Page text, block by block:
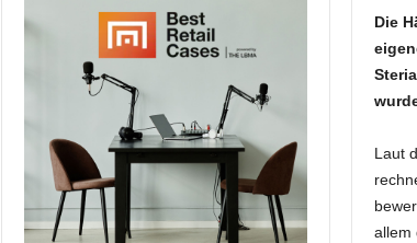
Die
Laut
allem